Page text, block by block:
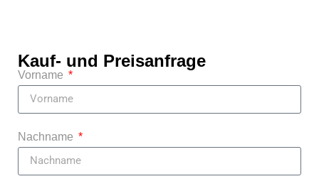
Kauf- und Preisanfrage
Vorname
Nachname